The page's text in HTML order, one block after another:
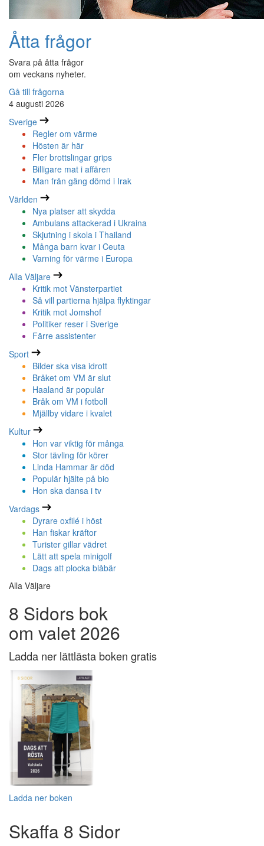
Åtta frågor
Svara på åtta frågor
om veckans nyheter.
Gå till frågorna
4 augusti 2026
Sverige
Regler om värme
Hösten är här
Fler brottslingar grips
Billigare mat i affären
Man från gäng dömd i Irak
Världen
Nya platser att skydda
Ambulans attackerad i Ukraina
Skjutning i skola i Thailand
Många barn kvar i Ceuta
Varning för värme i Europa
Alla Väljare
Kritik mot Vänsterpartiet
Så vill partierna hjälpa flyktingar
Kritik mot Jomshof
Politiker reser i Sverige
Färre assistenter
Sport
Bilder ska visa idrott
Bråket om VM är slut
Haaland är populär
Bråk om VM i fotboll
Mjällby vidare i kvalet
Kultur
Hon var viktig för många
Stor tävling för körer
Linda Hammar är död
Populär hjälte på bio
Hon ska dansa i tv
Vardags
Dyrare oxfilé i höst
Han fiskar kräftor
Turister gillar vädret
Lätt att spela minigolf
Dags att plocka blåbär
Alla Väljare
8 Sidors bok
om valet 2026
Ladda ner lättlästa boken gratis
Ladda ner boken
Skaffa 8 Sidor